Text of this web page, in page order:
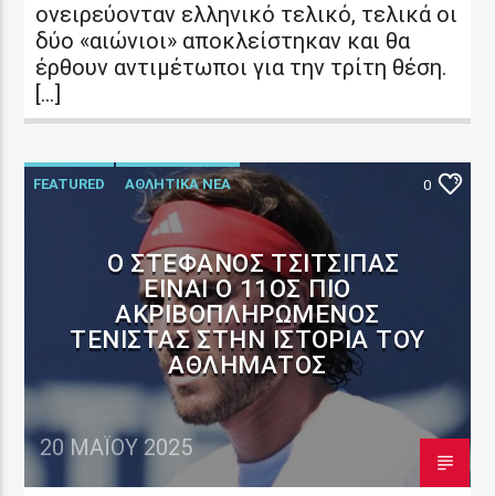
ονειρεύονταν ελληνικό τελικό, τελικά οι
δύο «αιώνιοι» αποκλείστηκαν και θα
έρθουν αντιμέτωποι για την τρίτη θέση.
[…]
FEATURED ΑΘΛΗΤΙΚΑ ΝΕΑ 0
O ΣΤΈΦΑΝΟΣ ΤΣΙΤΣΙΠΆΣ
ΕΊΝΑΙ Ο 11ΟΣ ΠΙΟ
ΑΚΡΙΒΟΠΛΗΡΩΜΈΝΟΣ
ΤΕΝΊΣΤΑΣ ΣΤΗΝ ΙΣΤΟΡΊΑ ΤΟΥ
ΑΘΛΉΜΑΤΟΣ
20 ΜΑΪ́ΟΥ 2025